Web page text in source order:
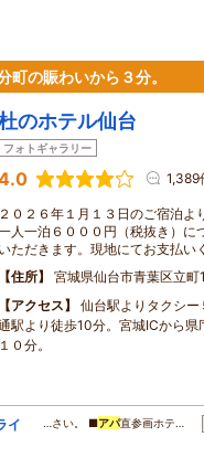
の賑わいから３分。
のホテル仙台
フォトギャラリー
1,389
２０２６年１月１３日のご宿泊よ
人一泊６０００円（税抜き）に
いただきます。現地にてお支払い
住所
宮城県仙台市青葉区立
アクセス
仙台駅よりタクシ
駅より徒歩10分。宮城ICから県
１０分。
イ
…さい。 ■アパ直参画ホテ…